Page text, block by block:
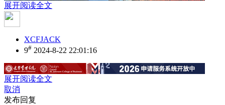
展开阅读全文
XCFJACK
9# 2024-8-22 22:01:16
展开阅读全文
取消
发布回复